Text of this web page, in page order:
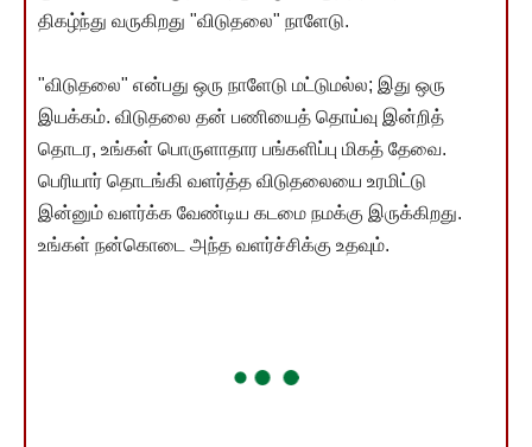
திகழ்ந்து வருகிறது "விடுதலை" நாளேடு.
"விடுதலை" என்பது ஒரு நாளேடு மட்டுமல்ல; இது ஒரு
இயக்கம். விடுதலை தன் பணியைத் தொய்வு இன்றித்
தொடர, உங்கள் பொருளாதார பங்களிப்பு மிகத் தேவை.
பெரியார் தொடங்கி வளர்த்த விடுதலையை உரமிட்டு
இன்னும் வளர்க்க வேண்டிய கடமை நமக்கு இருக்கிறது.
உங்கள் நன்கொடை அந்த வளர்ச்சிக்கு உதவும்.